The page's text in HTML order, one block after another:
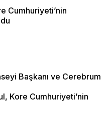
Başkanı ve Cerebrum
Kore Cumhuriyeti’nin